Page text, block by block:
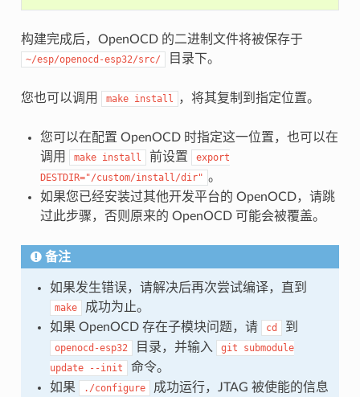
构建完成后，OpenOCD 的二进制文件将被保存于
~/esp/openocd-esp32/src/ 目录下。
您也可以调用 make install ，将其复制到指定位置。
您可以在配置 OpenOCD 时指定这一位置，也可以在
调用
make install 前设置
export
DESTDIR="/custom/install/dir" 。
如果您已经安装过其他开发平台的 OpenOCD，请跳
过此步骤，否则原来的 OpenOCD 可能会被覆盖。
备注
如果发生错误，请解决后再次尝试编译，直到
make
成功为止。
如果 OpenOCD 存在子模块问题，请
cd 到
openocd-esp32 目录，并输入 git
submodule
update
--init
命令。
如果
./configure
成功运行，JTAG 被使能的信息